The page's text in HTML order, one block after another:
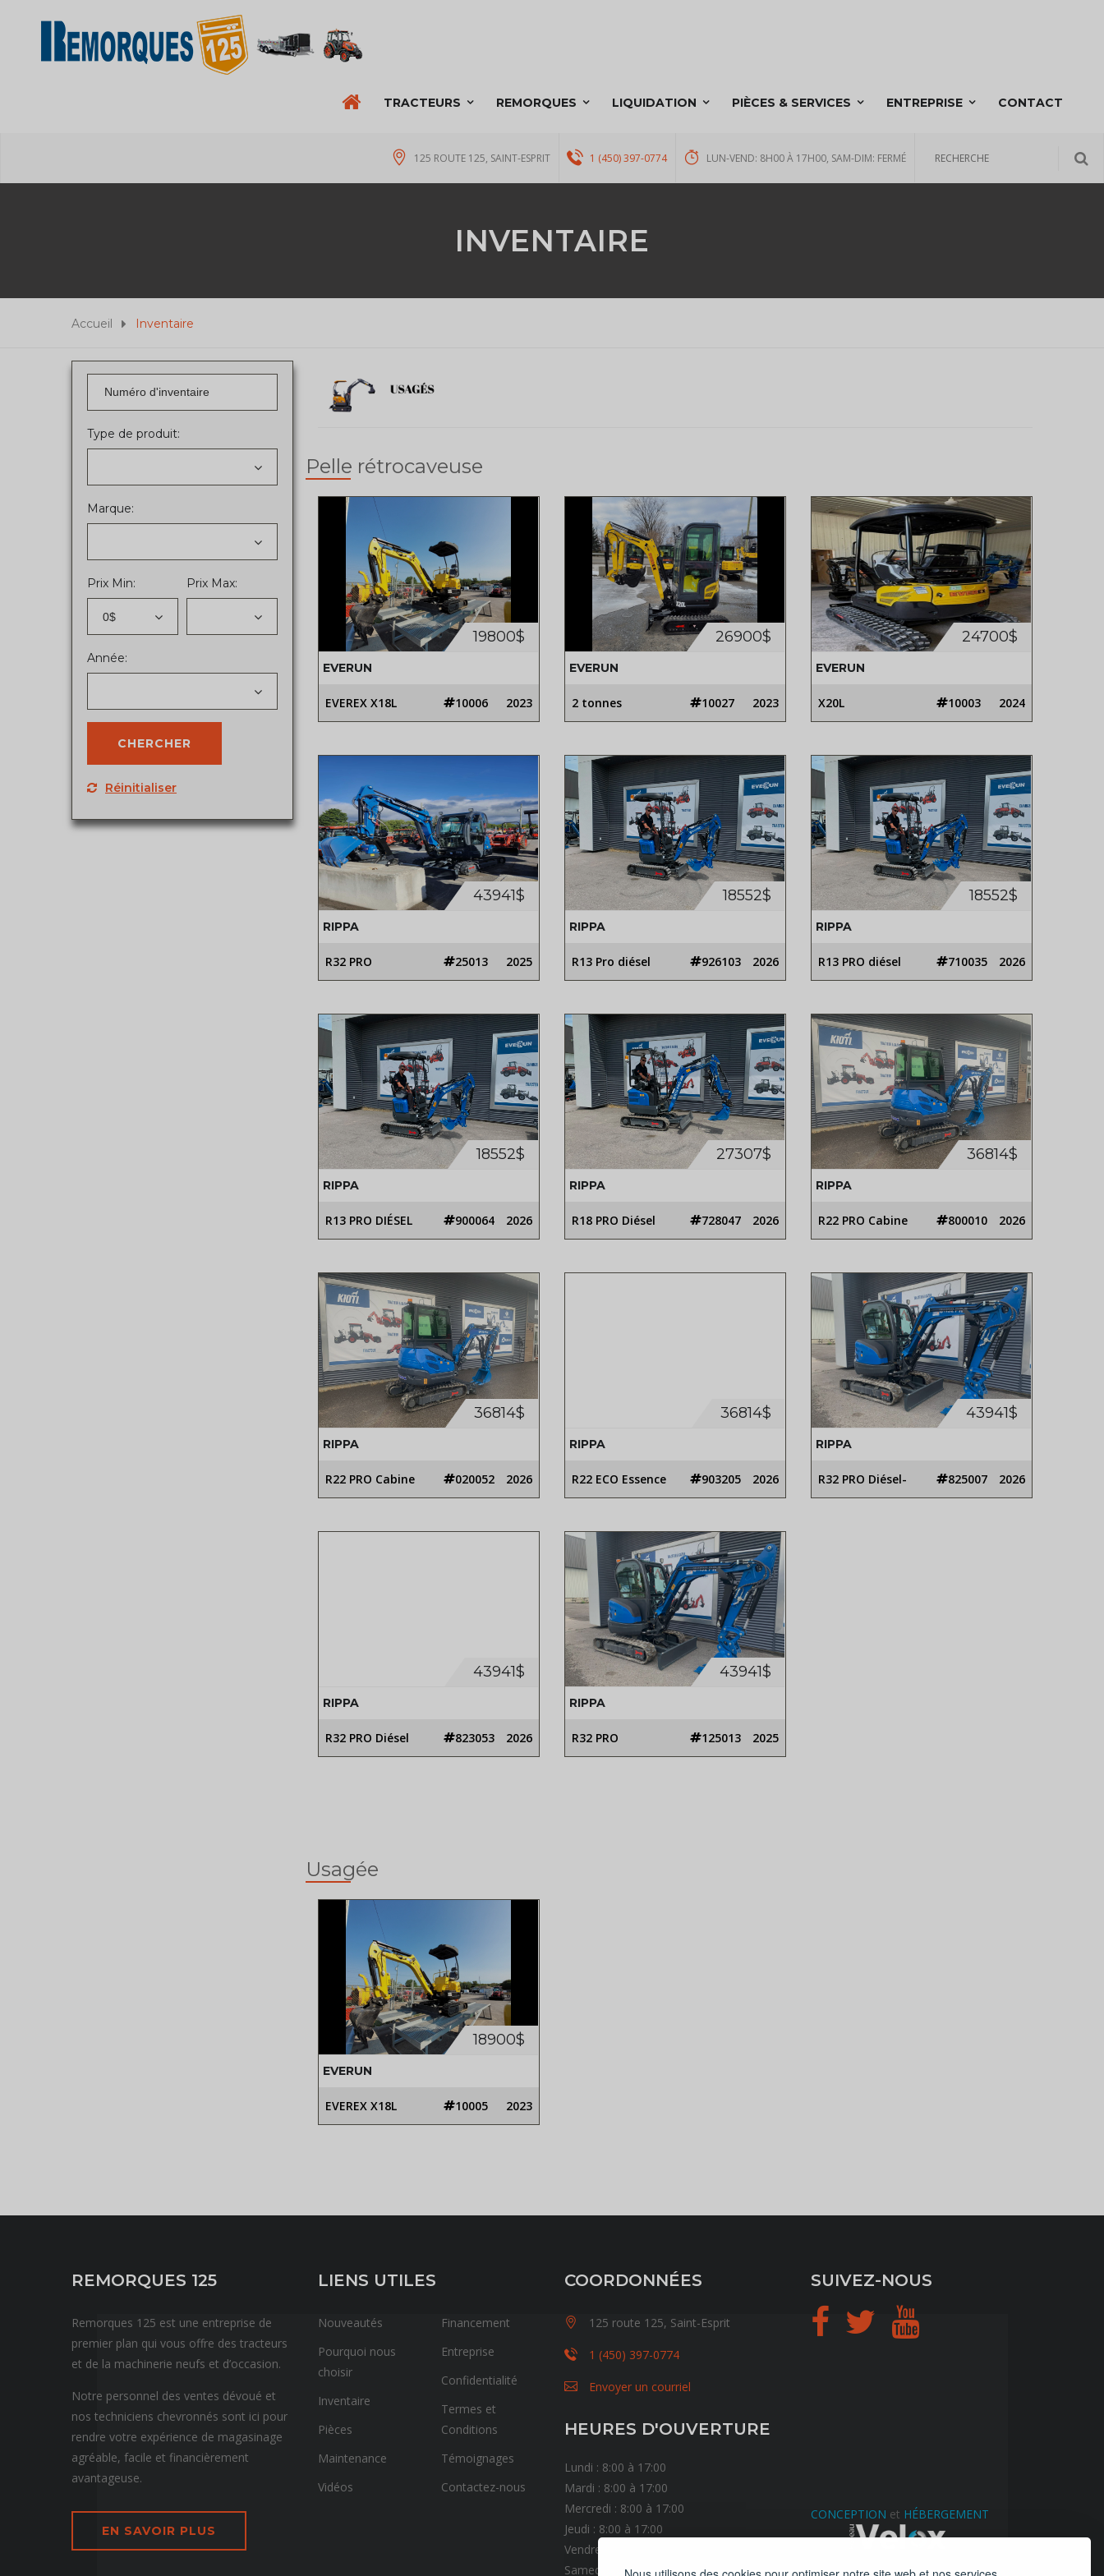
TRACTEURS REMORQUES LIQUIDATION PIÈCES & SERVICES ENTREPRISE CONTACT
125 ROUTE 125, SAINT-ESPRIT 1 (450) 397-0774 LUN-VEND: 8H00 À 17H00, SAM-DIM: FERMÉ
INVENTAIRE
Accueil Inventaire
Type de produit:
Marque:
Prix Min:
0$
Prix Max:
Année:
Réinitialiser
Pelle rétrocaveuse
19800$
EVERUN
EVEREX X18L 10006 2023
26900$
EVERUN
2 tonnes 10027 2023
24700$
EVERUN
X20L 10003 2024
43941$
RIPPA
R32 PRO 25013 2025
18552$
RIPPA
R13 Pro diésel 926103 2026
18552$
RIPPA
R13 PRO diésel 710035 2026
18552$
RIPPA
R13 PRO DIÉSEL 900064 2026
27307$
RIPPA
R18 PRO Diésel 728047 2026
36814$
RIPPA
R22 PRO Cabine 800010 2026
36814$
RIPPA
R22 PRO Cabine 020052 2026
36814$
RIPPA
R22 ECO Essence 903205 2026
43941$
RIPPA
R32 PRO Diésel- 825007 2026
43941$
RIPPA
R32 PRO Diésel 823053 2026
43941$
RIPPA
R32 PRO 125013 2025
Usagée
18900$
EVERUN
EVEREX X18L 10005 2023
REMORQUES 125
Remorques 125 est une entreprise de
premier plan qui vous offre des tracteurs
et de la machinerie neufs et d’occasion.
Notre personnel des ventes dévoué et
nos techniciens chevronnés sont ici pour
rendre votre expérience de magasinage
agréable, facile et financièrement
avantageuse.
EN SAVOIR PLUS
LIENS UTILES
Nouveautés
Pourquoi nous
choisir
Inventaire
Pièces
Maintenance
Vidéos
Financement
Entreprise
Confidentialité
Termes et
Conditions
Témoignages
Contactez-nous
COORDONNÉES
125 route 125, Saint-Esprit
1 (450) 397-0774
Envoyer un courriel
HEURES D'OUVERTURE
Lundi : 8:00 à 17:00
Mardi : 8:00 à 17:00
Mercredi : 8:00 à 17:00
Jeudi : 8:00 à 17:00
Vendredi : 8:00 à 17:00
Samedi : Fermé
SUIVEZ-NOUS
CONCEPTION et HÉBERGEMENT